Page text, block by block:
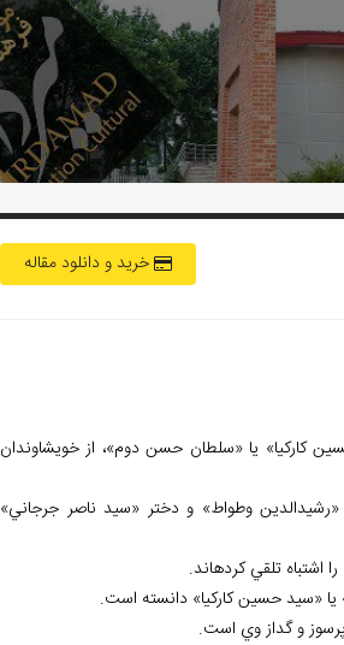
خرید و دانلود مقاله
کارکيا» يا «سلطان حسن دوم»، از خويشاوندان
وطواط» و دختر «سيد ناصر جرجاني»
اشتباه تلقي کردهاند.
«سيد حسين کارکيا» دانسته است.
و گداز وي است.